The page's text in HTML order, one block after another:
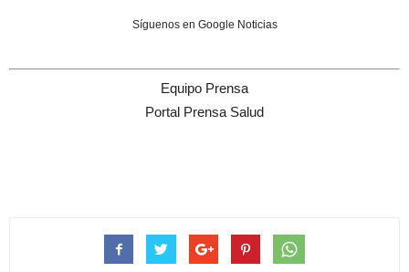
Síguenos en Google Noticias
Equipo Prensa
Portal Prensa Salud